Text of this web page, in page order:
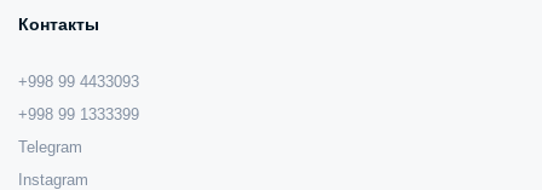
Контакты
+998 99 4433093
+998 99 1333399
Telegram
Instagram